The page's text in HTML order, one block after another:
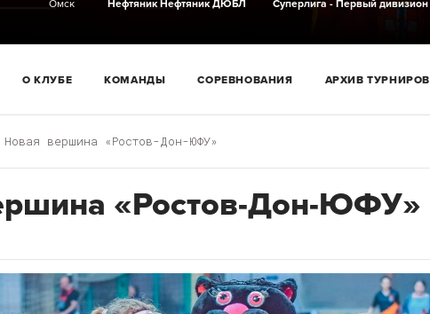
Омск
Нефтяник Нефтяник ДЮБЛ
Суперлига - Первый дивизион
О КЛУБЕ КОМАНДЫ СОРЕВНОВАНИЯ АРХИВ ТУРНИРОВ
Новая вершина «Ростов-Дон-ЮФУ»
«Ростов-Дон-ЮФУ»